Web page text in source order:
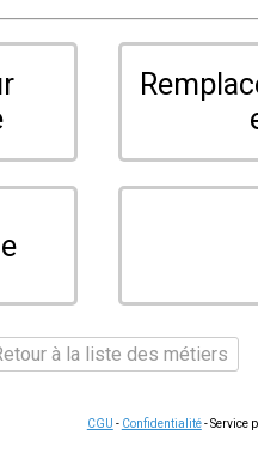
à la liste des métiers
CGU - Confidentialité- Service